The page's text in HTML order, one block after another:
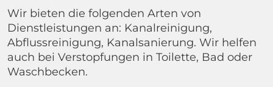
Wir bieten die folgenden Arten von
Dienstleistungen an: Kanalreinigung,
Abflussreinigung, Kanalsanierung. Wir helfen
auch bei Verstopfungen in Toilette, Bad oder
Waschbecken.